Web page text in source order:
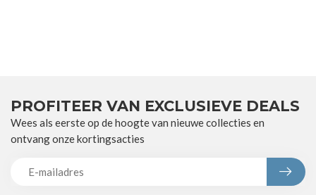
PROFITEER VAN EXCLUSIEVE DEALS
Wees als eerste op de hoogte van nieuwe collecties en
ontvang onze kortingsacties